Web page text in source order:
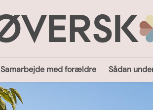
Samarbejde med forældre Sådan